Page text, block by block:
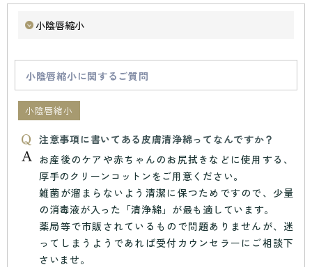
小陰唇縮小
小陰唇縮小に関するご質問
小陰唇縮小
注意事項に書いてある皮膚清浄綿ってなんですか？
お産後のケアや赤ちゃんのお尻拭きなどに使用する、
厚手のクリーンコットンをご用意ください。
雑菌が溜まらないよう清潔に保つためですので、少量
の消毒液が入った「清浄綿」が最も適しています。
薬局等で市販されているもので問題ありませんが、迷
ってしまうようであれば受付カウンセラーにご相談下
さいませ。